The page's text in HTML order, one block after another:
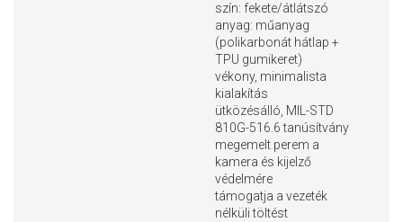
szín: fekete/átlátszó
anyag: műanyag
(polikarbonát hátlap +
TPU gumikeret)
vékony, minimalista
kialakítás
ütközésálló, MIL-STD
810G-516.6 tanúsítvány
megemelt perem a
kamera és kijelző
védelmére
támogatja a vezeték
nélküli töltést